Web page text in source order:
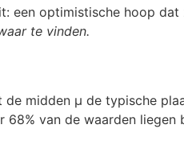
een optimistische hoop dat
te vinden.
midden μ de typische
van de waarden liegen